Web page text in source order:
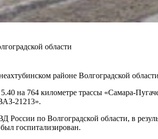
области
районе Волгоградской
на 764 километре трассы «Самара-
21213».
по Волгоградской области, в
госпитализирован.